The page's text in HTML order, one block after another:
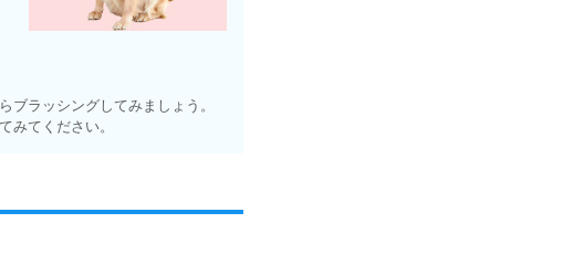
ブラッシングしてみましょう。
みてください。